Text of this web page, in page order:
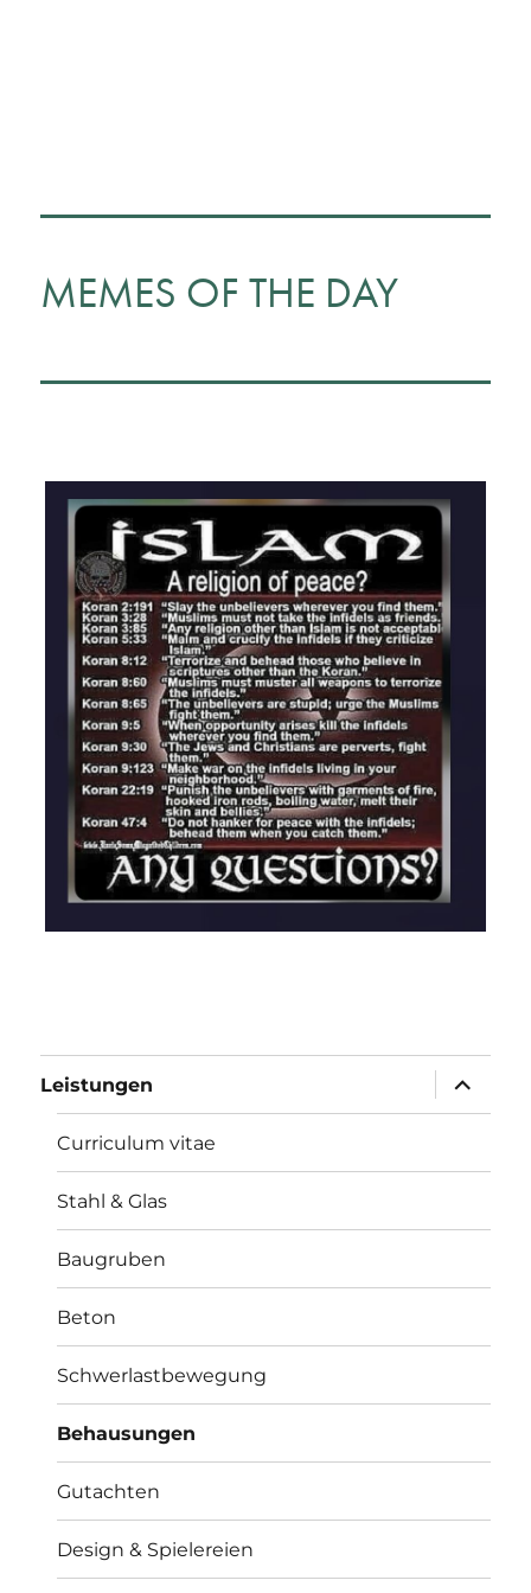
MEMES OF THE DAY
Leistungen
öffnen
Curriculum vitae
Stahl & Glas
Baugruben
Beton
Schwerlastbewegung
Behausungen
Gutachten
Design & Spielereien